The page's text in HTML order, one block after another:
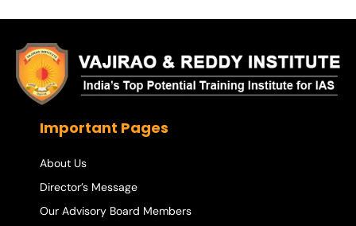
Important Pages
About Us
Director’s Message
Our Advisory Board Members